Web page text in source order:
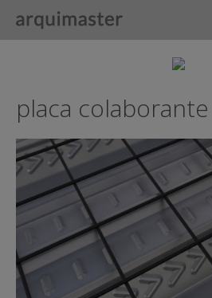
placa colaborante